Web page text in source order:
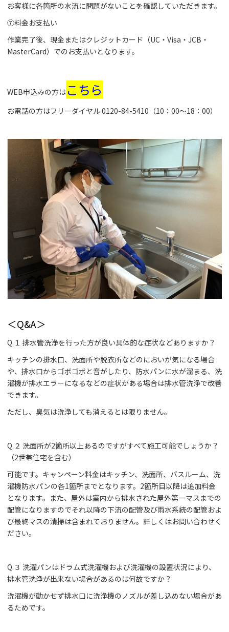
お客様に各箇所の水流に問題がないことを確認していただきます。
⑦料金お支払い
作業完了後、現金またはクレジットカード（UC・Visa・JCB・
MasterCard）でのお支払いとなります。
WEB申込みの方は こちら
お電話の方はフリーダイヤル0120-84-5410 （10：00～18：00）
＜Q&A＞
Q.１ 排水管洗浄を行った方が良い具体的な症状などありますか？
キッチンの排水口、洗面所や脱衣所などのにおいが気になる場合
や、排水口からゴボゴボと音がしたり、防水パンに水が溜まる、洗
濯機が排水エラーになるなどの症状がある場合は排水管洗浄で改善
できます。
ただし、臭気は洗浄しても消えるとは限りません。
Q.２ 洗面所が2箇所以上あるのですがすべて施工可能でしょうか？
（2世帯住宅を含む）
可能です。キャンペーン料金はキッチン、洗面所、バスルーム、洗
濯機防水パンの各1箇所までとなります。2箇所目以降は追加料金
となります。また、屋外は室内から排水された屋外第一マスまでの
配管になりますのでそれ以降の下流の配管及び雨水系統の配管およ
び最終マスの清掃は含まれておりません。詳しくはお問い合わせく
ださい。
Q.３ 洗濯パンはドラム式洗濯機および洗濯機の設置状況により、
排水管洗浄が出来ない場合があるのは何故ですか？
洗濯機が動かせず排水口に洗浄機のノズルが差し込めない場合があ
るためです。